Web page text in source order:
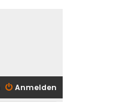
Anmelden